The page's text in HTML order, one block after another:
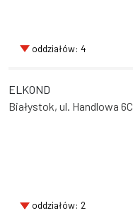
oddziałów: 4
ELKOND
Białystok, ul. Handlowa 6C
oddziałów: 2